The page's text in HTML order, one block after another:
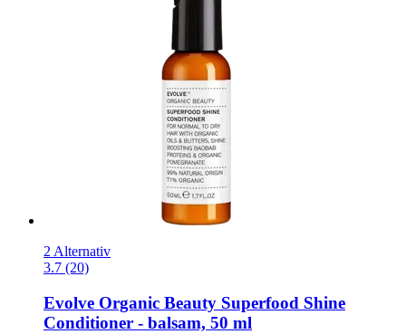
2 Alternativ
3.7 (20)
Evolve Organic Beauty Superfood Shine
Conditioner -​ balsam, 50 ml